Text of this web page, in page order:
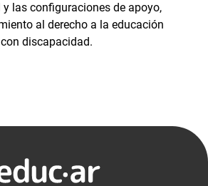
las configuraciones de apoyo,
al derecho a la educación
discapacidad.